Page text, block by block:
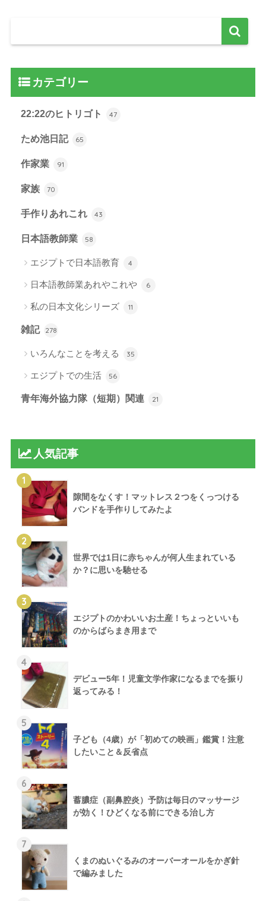
カテゴリー
22:22のヒトリゴト 47
ため池日記 65
作家業 91
家族 70
手作りあれこれ 43
日本語教師業 58
エジプトで日本語教育 4
日本語教師業あれやこれや 6
私の日本文化シリーズ 11
雑記 278
いろんなことを考える 35
エジプトでの生活 56
青年海外協力隊（短期）関連 21
人気記事
1
隙間をなくす！マットレス２つをくっつける
バンドを手作りしてみたよ
2
世界では1日に赤ちゃんが何人生まれている
か？に思いを馳せる
3
エジプトのかわいいお土産！ちょっといいも
のからばらまき用まで
4
デビュー5年！児童文学作家になるまでを振り
返ってみる！
5
子ども（4歳）が「初めての映画」鑑賞！注意
したいこと＆反省点
6
蓄膿症（副鼻腔炎）予防は毎日のマッサージ
が効く！ひどくなる前にできる治し方
7
くまのぬいぐるみのオーバーオールをかぎ針
で編みました